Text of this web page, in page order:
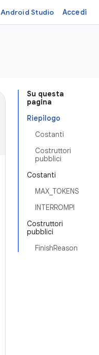
Android Studio Accedi
Su questa
pagina
Riepilogo
Costanti
Costruttori
pubblici
Costanti
MAX_TOKENS
INTERROMPI
Costruttori
pubblici
FinishReason